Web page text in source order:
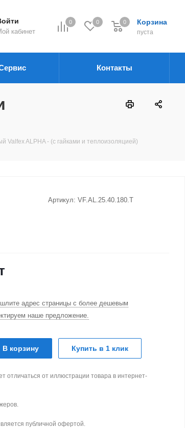
0 0 Корзина
пуста
0
кабинет
Контакты
Valfex ALPHA - (с гайками и теплоизоляцией)
Артикул: VF.AL.25.40.180.Т
адрес страницы с более дешевым
наше предложение.
В корзину Купить в 1 клик
отличаться от иллюстрации товара в интернет-
публичной офертой.